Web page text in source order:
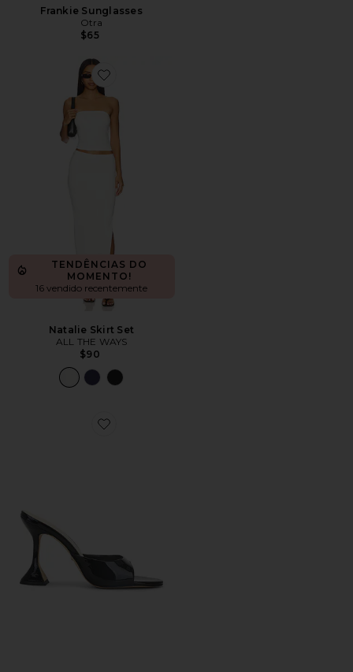
Frankie Sunglasses
Otra
$65
Favorite Natalie Skirt Set
TENDÊNCIAS DO
MOMENTO!
16 vendido recentemente
Natalie Skirt Set
ALL THE WAYS
$90
Favorite Polina Heel